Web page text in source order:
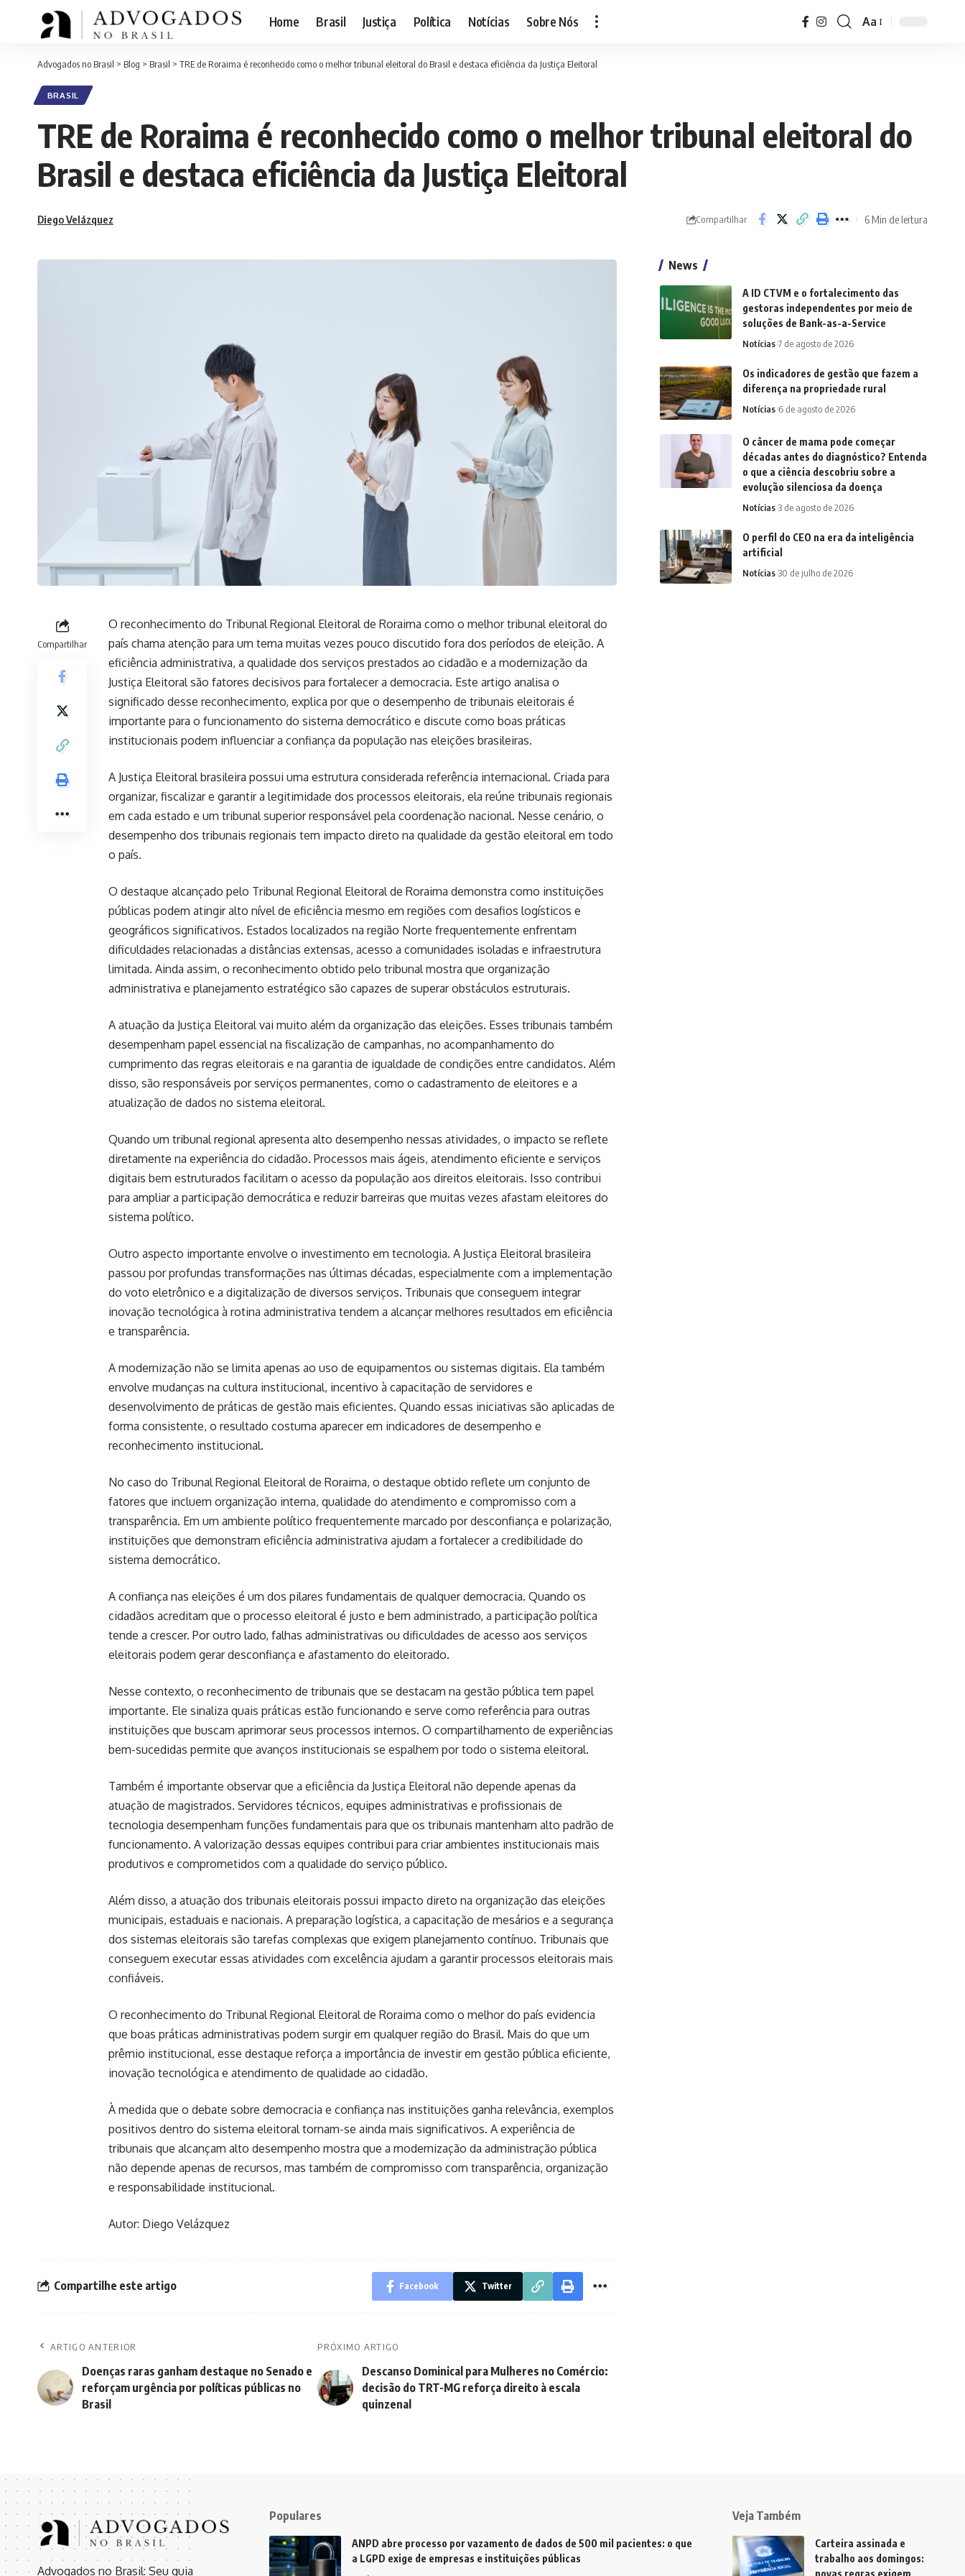
Home Brasil Justiça Política Notícias Sobre Nós
Font
Aa
Advogados no Brasil > Blog > Brasil > TRE de Roraima é reconhecido como o melhor tribunal eleitoral do Brasil e destaca eficiência da Justiça Eleitoral
BRASIL
TRE de Roraima é reconhecido como o melhor tribunal eleitoral do
Brasil e destaca eficiência da Justiça Eleitoral
Diego Velázquez Compartilhar 6 Min de leitura
Compartilhar
O reconhecimento do Tribunal Regional Eleitoral de Roraima como o melhor tribunal eleitoral do
país chama atenção para um tema muitas vezes pouco discutido fora dos períodos de eleição. A
eficiência administrativa, a qualidade dos serviços prestados ao cidadão e a modernização da
Justiça Eleitoral são fatores decisivos para fortalecer a democracia. Este artigo analisa o
significado desse reconhecimento, explica por que o desempenho de tribunais eleitorais é
importante para o funcionamento do sistema democrático e discute como boas práticas
institucionais podem influenciar a confiança da população nas eleições brasileiras.
A Justiça Eleitoral brasileira possui uma estrutura considerada referência internacional. Criada para
organizar, fiscalizar e garantir a legitimidade dos processos eleitorais, ela reúne tribunais regionais
em cada estado e um tribunal superior responsável pela coordenação nacional. Nesse cenário, o
desempenho dos tribunais regionais tem impacto direto na qualidade da gestão eleitoral em todo
o país.
O destaque alcançado pelo Tribunal Regional Eleitoral de Roraima demonstra como instituições
públicas podem atingir alto nível de eficiência mesmo em regiões com desafios logísticos e
geográficos significativos. Estados localizados na região Norte frequentemente enfrentam
dificuldades relacionadas a distâncias extensas, acesso a comunidades isoladas e infraestrutura
limitada. Ainda assim, o reconhecimento obtido pelo tribunal mostra que organização
administrativa e planejamento estratégico são capazes de superar obstáculos estruturais.
A atuação da Justiça Eleitoral vai muito além da organização das eleições. Esses tribunais também
desempenham papel essencial na fiscalização de campanhas, no acompanhamento do
cumprimento das regras eleitorais e na garantia de igualdade de condições entre candidatos. Além
disso, são responsáveis por serviços permanentes, como o cadastramento de eleitores e a
atualização de dados no sistema eleitoral.
Quando um tribunal regional apresenta alto desempenho nessas atividades, o impacto se reflete
diretamente na experiência do cidadão. Processos mais ágeis, atendimento eficiente e serviços
digitais bem estruturados facilitam o acesso da população aos direitos eleitorais. Isso contribui
para ampliar a participação democrática e reduzir barreiras que muitas vezes afastam eleitores do
sistema político.
Outro aspecto importante envolve o investimento em tecnologia. A Justiça Eleitoral brasileira
passou por profundas transformações nas últimas décadas, especialmente com a implementação
do voto eletrônico e a digitalização de diversos serviços. Tribunais que conseguem integrar
inovação tecnológica à rotina administrativa tendem a alcançar melhores resultados em eficiência
e transparência.
A modernização não se limita apenas ao uso de equipamentos ou sistemas digitais. Ela também
envolve mudanças na cultura institucional, incentivo à capacitação de servidores e
desenvolvimento de práticas de gestão mais eficientes. Quando essas iniciativas são aplicadas de
forma consistente, o resultado costuma aparecer em indicadores de desempenho e
reconhecimento institucional.
No caso do Tribunal Regional Eleitoral de Roraima, o destaque obtido reflete um conjunto de
fatores que incluem organização interna, qualidade do atendimento e compromisso com a
transparência. Em um ambiente político frequentemente marcado por desconfiança e polarização,
instituições que demonstram eficiência administrativa ajudam a fortalecer a credibilidade do
sistema democrático.
A confiança nas eleições é um dos pilares fundamentais de qualquer democracia. Quando os
cidadãos acreditam que o processo eleitoral é justo e bem administrado, a participação política
tende a crescer. Por outro lado, falhas administrativas ou dificuldades de acesso aos serviços
eleitorais podem gerar desconfiança e afastamento do eleitorado.
Nesse contexto, o reconhecimento de tribunais que se destacam na gestão pública tem papel
importante. Ele sinaliza quais práticas estão funcionando e serve como referência para outras
instituições que buscam aprimorar seus processos internos. O compartilhamento de experiências
bem-sucedidas permite que avanços institucionais se espalhem por todo o sistema eleitoral.
Também é importante observar que a eficiência da Justiça Eleitoral não depende apenas da
atuação de magistrados. Servidores técnicos, equipes administrativas e profissionais de
tecnologia desempenham funções fundamentais para que os tribunais mantenham alto padrão de
funcionamento. A valorização dessas equipes contribui para criar ambientes institucionais mais
produtivos e comprometidos com a qualidade do serviço público.
Além disso, a atuação dos tribunais eleitorais possui impacto direto na organização das eleições
municipais, estaduais e nacionais. A preparação logística, a capacitação de mesários e a segurança
dos sistemas eleitorais são tarefas complexas que exigem planejamento contínuo. Tribunais que
conseguem executar essas atividades com excelência ajudam a garantir processos eleitorais mais
confiáveis.
O reconhecimento do Tribunal Regional Eleitoral de Roraima como o melhor do país evidencia
que boas práticas administrativas podem surgir em qualquer região do Brasil. Mais do que um
prêmio institucional, esse destaque reforça a importância de investir em gestão pública eficiente,
inovação tecnológica e atendimento de qualidade ao cidadão.
À medida que o debate sobre democracia e confiança nas instituições ganha relevância, exemplos
positivos dentro do sistema eleitoral tornam-se ainda mais significativos. A experiência de
tribunais que alcançam alto desempenho mostra que a modernização da administração pública
não depende apenas de recursos, mas também de compromisso com transparência, organização
e responsabilidade institucional.
Autor: Diego Velázquez
Compartilhe este artigo Facebook Twitter
ARTIGO ANTERIOR
Doenças raras ganham destaque no Senado e
reforçam urgência por políticas públicas no
Brasil
PRÓXIMO ARTIGO
Descanso Dominical para Mulheres no Comércio:
decisão do TRT-MG reforça direito à escala
quinzenal
News
A ID CTVM e o fortalecimento das
gestoras independentes por meio de
soluções de Bank-as-a-Service
Notícias 7 de agosto de 2026
Os indicadores de gestão que fazem a
diferença na propriedade rural
Notícias 6 de agosto de 2026
O câncer de mama pode começar
décadas antes do diagnóstico? Entenda
o que a ciência descobriu sobre a
evolução silenciosa da doença
Notícias 3 de agosto de 2026
O perfil do CEO na era da inteligência
artificial
Notícias 30 de julho de 2026
Advogados no Brasil: Seu guia
Populares
ANPD abre processo por vazamento de dados de 500 mil pacientes: o que
a LGPD exige de empresas e instituições públicas
Veja Também
Carteira assinada e
trabalho aos domingos:
novas regras exigem